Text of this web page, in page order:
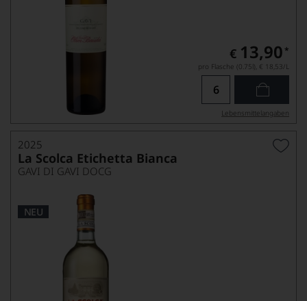
€ 13,90 *
pro Flasche (0.75l), € 18,53/L
Lebensmittel­angaben
2025
La Scolca Etichetta Bianca
GAVI DI GAVI DOCG
NEU